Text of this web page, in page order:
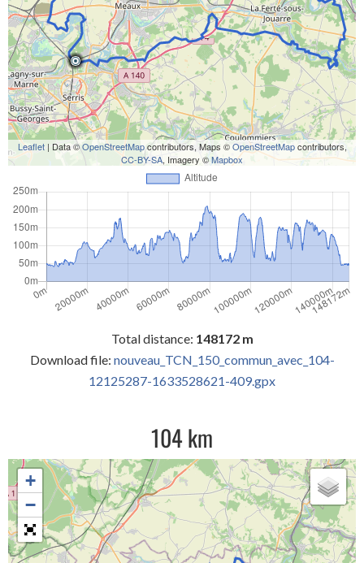
Leaflet| Data ©OpenStreetMapcontributors, Maps ©OpenStreetMapcontributors,
CC-BY-SA, Imagery ©Mapbox
Total distance: 148172 m
Download file: nouveau_TCN_150_commun_avec_104-
12125287-1633528621-409.gpx
104 km
+
−